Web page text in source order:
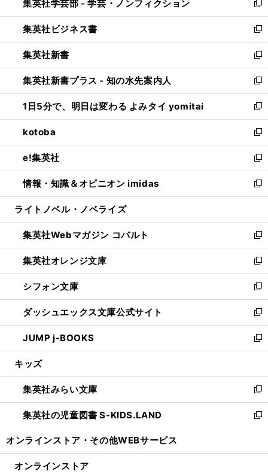
く
で
開
く
ド
ウ
で
開
く
ィ
ン
ド
ウ
で
開
く
集英社学芸部 - 学芸・ノンフィクション
新
し
い
ウ
ィ
ン
ド
ウ
で
開
く
集英社ビジネス書
新
し
い
ウ
ィ
ン
ド
ウ
で
開
く
集英社新書
新
し
い
ウ
ィ
ン
ド
ウ
で
開
く
集英社新書プラス - 知の水先案内人
新
し
い
ウ
ィ
ン
ド
ウ
で
開
1日5分で、明日は変わる よみタイ yomitai
新
し
い
ウ
ィ
ン
ド
ウ
開
く
kotoba
新
し
い
ウ
ィ
ン
ウ
で
開
く
e!集英社
新
し
い
ウ
ン
ド
ウ
で
開
く
情報・知識＆オピニオン imidas
新
し
ウ
ィ
ン
ド
ウ
で
開
く
ライトノベル・ノベライズ
集英社Webマガジン コバルト
新
し
い
ウ
ィ
ン
ド
ウ
で
開
集英社オレンジ文庫
新
し
い
ウ
ィ
ン
ド
ウ
開
く
シフォン文庫
新
し
い
ウ
ィ
ン
ウ
で
開
く
ダッシュエックス文庫公式サイト
新
し
い
ウ
ン
ド
ウ
で
JUMP j-BOOKS
新
し
ウ
ィ
ン
ド
開
キッズ
集英社みらい文庫
新
し
い
ン
集英社の児童図書 S-KIDS.LAND
新
ウ
オンラインストア・ その他WEBサービス
オンラインストア